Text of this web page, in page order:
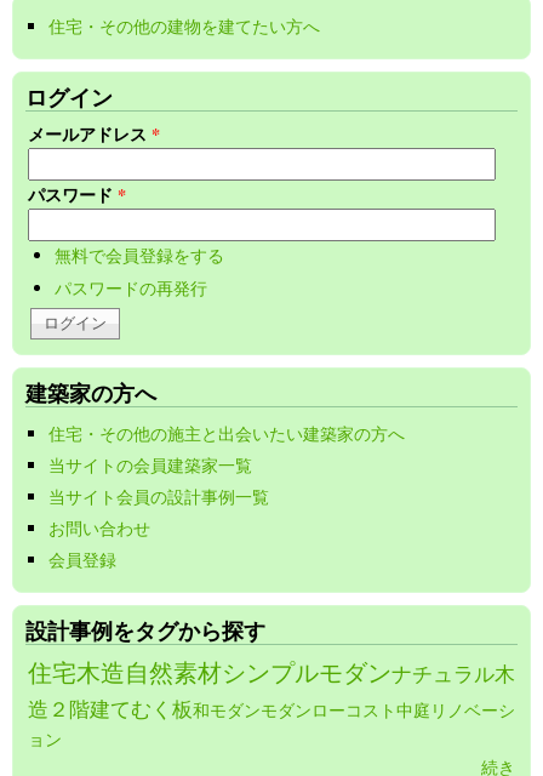
住宅・その他の建物を建てたい方へ
ログイン
メールアドレス *
パスワード *
無料で会員登録をする
パスワードの再発行
建築家の方へ
住宅・その他の施主と出会いたい建築家の方へ
当サイトの会員建築家一覧
当サイト会員の設計事例一覧
お問い合わせ
会員登録
設計事例をタグから探す
住宅木造自然素材シンプルモダンナチュラル木
造２階建てむく板和モダンモダンローコスト中庭 リノベーシ
ョン
続き